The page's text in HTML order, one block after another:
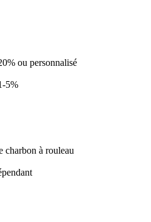
ou personnalisé
5%
charbon à rouleau